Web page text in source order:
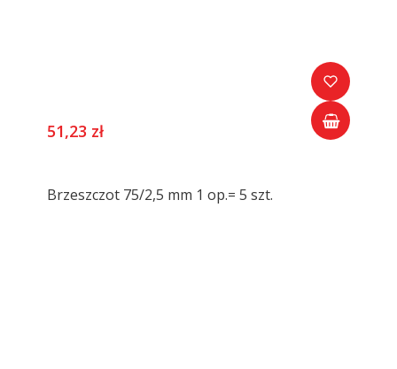
51,23 zł
Brzeszczot 75/2,5 mm 1 op.= 5 szt.